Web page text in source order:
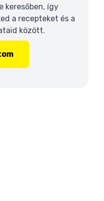
keresőben, így
a recepteket és a
között.